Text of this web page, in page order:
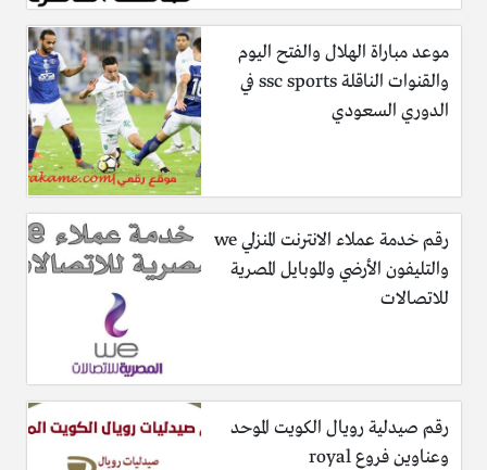
موعد مباراة الهلال والفتح اليوم
والقنوات الناقلة ssc sports في
الدوري السعودي
رقم خدمة عملاء الانترنت المنزلي we
والتليفون الأرضي والموبايل المصرية
للاتصالات
رقم صيدلية رويال الكويت الموحد
وعناوين فروع royal